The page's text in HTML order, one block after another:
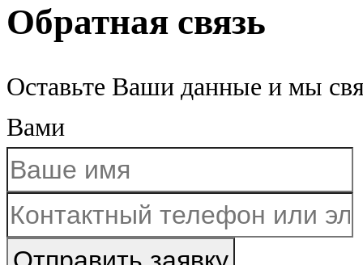
Обратная связь
Оставьте Ваши данные и мы
Вами